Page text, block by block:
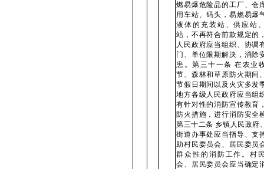
燃易爆危险品的工厂、仓
用车站、码头，易燃易爆
液体的充装站、供应站
站，不再符合前款规定的
人民政府应当组织、协调
门、单位限期解决，消除
患。第三十一条 在农业
节、森林和草原防火期间
节假日期间以及火灾多发
地方各级人民政府应当组
有针对性的消防宣传教育
防火措施，进行消防安全
第三十二条 乡镇人民政府
街道办事处应当指导、支
助村民委员会、居民委员
群众性的消防工作。村
会、居民委员会应当确定